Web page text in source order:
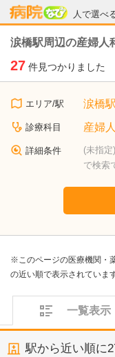
人で選べ
病院なび
涙橋駅周辺の産婦人
27 件見つかりました
エリア/駅 涙橋
診療科目 産婦
詳細条件
(未指
で検索
※このページの医療機関・
の近い順で表示されていま
一覧表示
駅から近い順に